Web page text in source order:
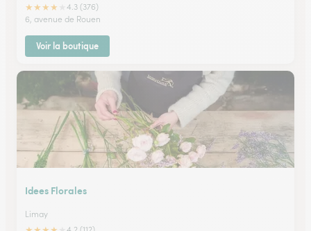
★★★★
4.3 (376)
6, avenue de Rouen
Voir la boutique
Idees Florales
Limay